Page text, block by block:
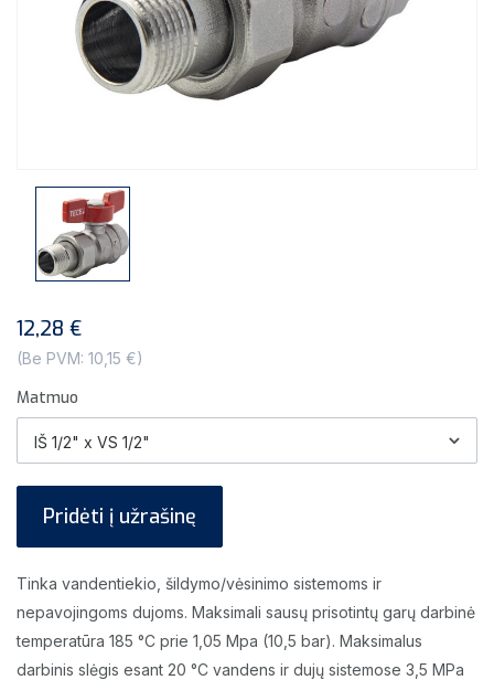
12,28 €
(Be PVM: 10,15 €)
Matmuo
Pridėti į užrašinę
Tinka vandentiekio, šildymo/vėsinimo sistemoms ir
nepavojingoms dujoms. Maksimali sausų prisotintų garų darbinė
temperatūra 185 °C prie 1,05 Mpa (10,5 bar). Maksimalus
darbinis slėgis esant 20 °C vandens ir dujų sistemose 3,5 MPa